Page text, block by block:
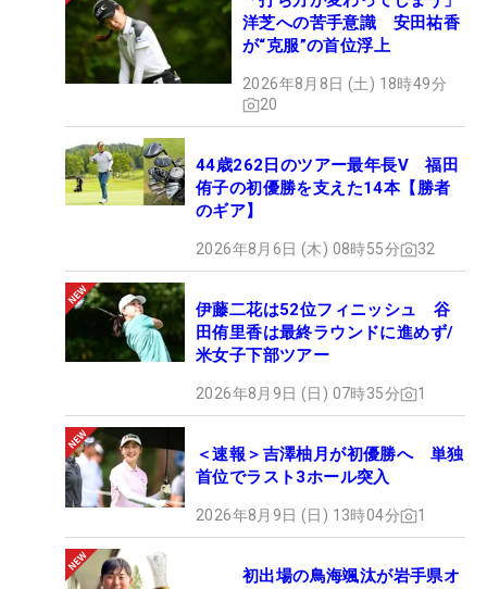
洋芝への苦手意識 安田祐香
が“克服”の首位浮上
2026年8月8日 (土) 18時49分
20
44歳262日のツアー最年長V 福田
侑子の初優勝を支えた14本【勝者
のギア】
2026年8月6日 (木) 08時55分 32
伊藤二花は52位フィニッシュ 谷
田侑里香は最終ラウンドに進めず/
米女子下部ツアー
2026年8月9日 (日) 07時35分 1
＜速報＞吉澤柚月が初優勝へ 単独
首位でラスト3ホール突入
2026年8月9日 (日) 13時04分 1
初出場の鳥海颯汰が岩手県オ